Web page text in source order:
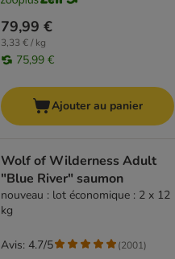
79,99 €
3,33 € / kg
75,99 €
Ajouter au panier
Wolf of Wilderness Adult
"Blue River" saumon
nouveau : lot économique : 2 x 12
kg
Avis: 4.7/5 (2001)